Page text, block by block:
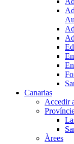
Canarias
Accedir
Àrees